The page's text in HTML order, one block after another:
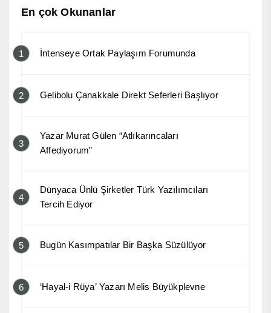
En çok Okunanlar
1 İntenseye Ortak Paylaşım Forumunda
2 Gelibolu Çanakkale Direkt Seferleri Başlıyor
3
Yazar Murat Gülen “Atlıkarıncaları
Affediyorum”
4
Dünyaca Ünlü Şirketler Türk Yazılımcıları
Tercih Ediyor
5 Bugün Kasımpatılar Bir Başka Süzülüyor
6 ‘Hayal-i Rüya’ Yazarı Melis Büyükplevne